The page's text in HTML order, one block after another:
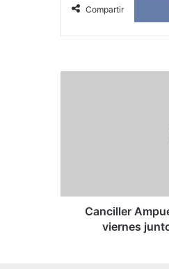
Compartir
al
PresidenteCanciller
viernes